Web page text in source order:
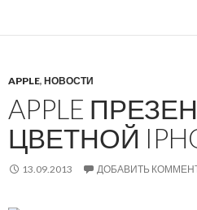
APPLE, НОВОСТИ
APPLE
ЦВЕТНОЙ
13.09.2013 ДОБАВИТЬ